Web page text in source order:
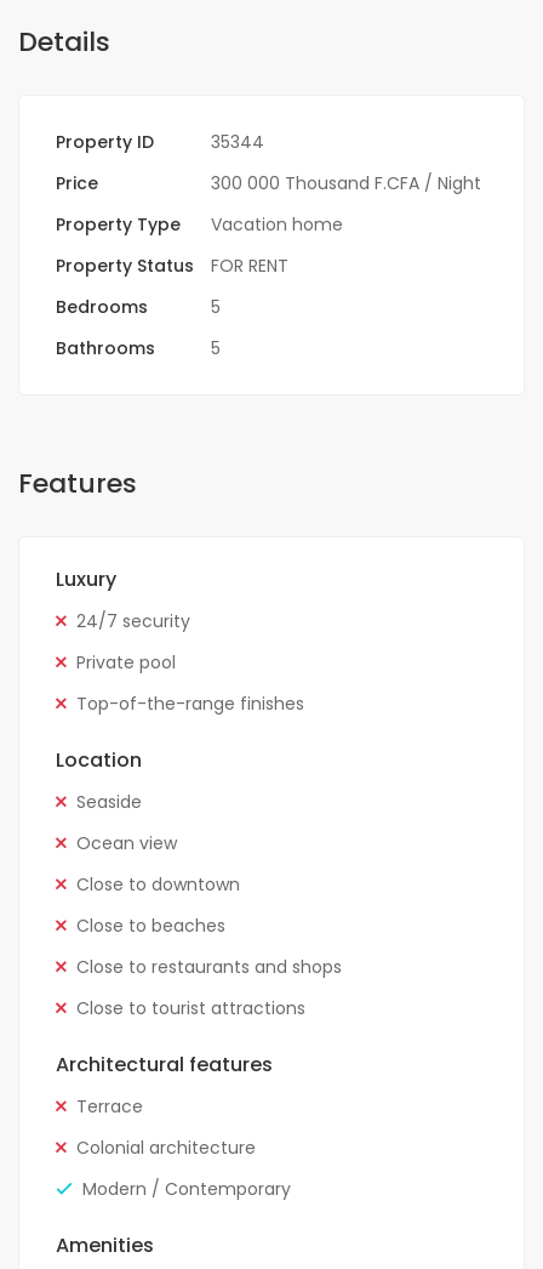
Details
Property ID
35344
Price
300 000 Thousand F.CFA / Night
Property Type
Vacation home
Property Status
FOR RENT
Bedrooms
5
Bathrooms
5
Features
Luxury
24/7 security
Private pool
Top-of-the-range finishes
Location
Seaside
Ocean view
Close to downtown
Close to beaches
Close to restaurants and shops
Close to tourist attractions
Architectural features
Terrace
Colonial architecture
Modern / Contemporary
Amenities